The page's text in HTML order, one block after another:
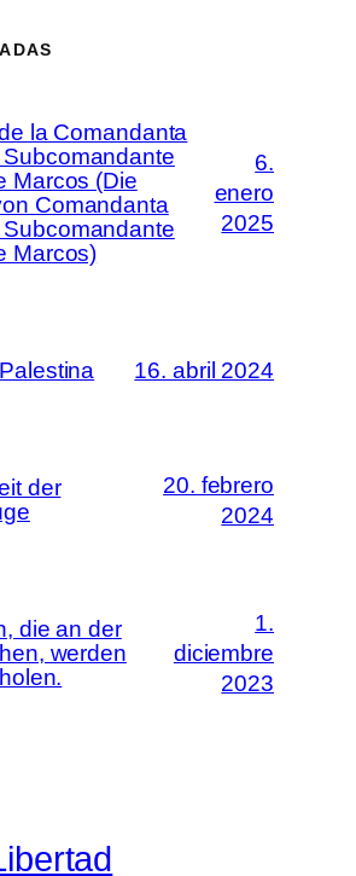
la Comandanta
Marcos (Die
Comandanta
Marcos)
6.
enero
2025
16. abril 2024
der
20. febrero
2024
die an der
werden
1.
diciembre
2023